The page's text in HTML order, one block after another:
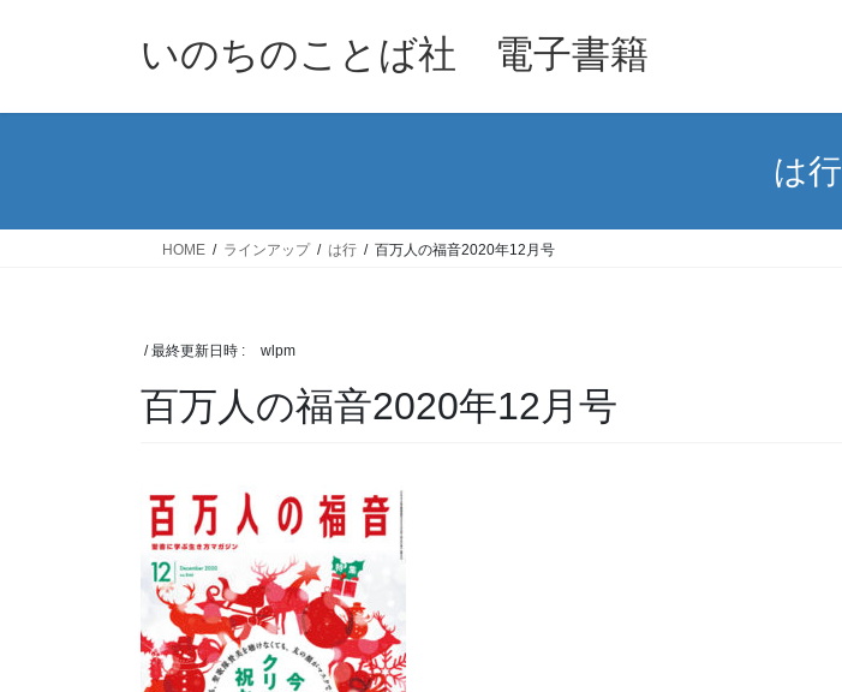
いのちのことば社 電子書籍
は行
HOME ラインアップ は行 百万人の福音2020年12月号
/ 最終更新日時 : wlpm
百万人の福音2020年12月号